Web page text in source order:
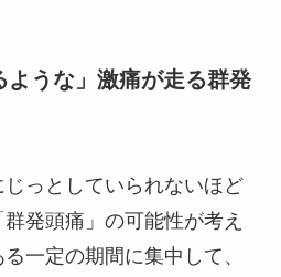
ような」激痛が走る群発
っとしていられないほど
発頭痛」の可能性が考え
一定の期間に集中して、